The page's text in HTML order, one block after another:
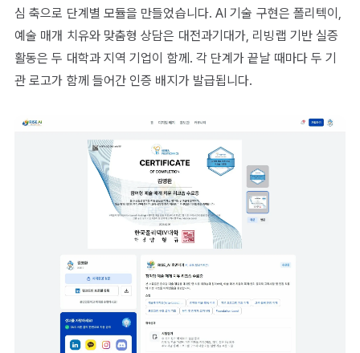
심 축으로 단계별 모듈을 만들었습니다. AI 기술 구현은 폴리텍이,
예술 매개 치유와 맞춤형 상담은 대전과기대가, 리빙랩 기반 실증
활동은 두 대학과 지역 기업이 함께. 각 단계가 끝날 때마다 두 기
관 로고가 함께 들어간 인증 배지가 발급됩니다.